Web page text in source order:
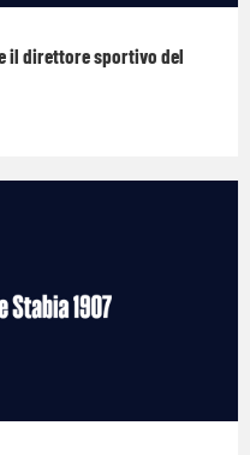
il direttore sportivo del